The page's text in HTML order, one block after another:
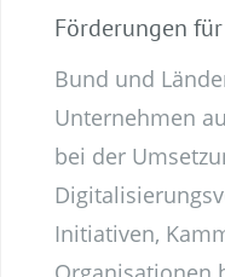
Förderungen
Bund und
Unternehmen
bei der
Initiativen,